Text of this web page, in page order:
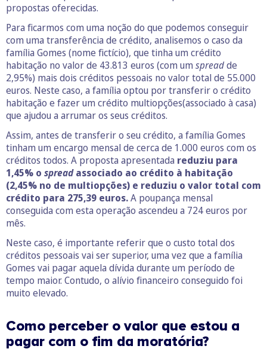
propostas oferecidas.
Para ficarmos com uma noção do que podemos conseguir
com uma transferência de crédito, analisemos o caso da
família Gomes (nome fictício), que tinha um crédito
habitação no valor de 43.813 euros (com um spreadde
2,95%) mais dois créditos pessoais no valor total de 55.000
euros. Neste caso, a família optou por transferir o crédito
habitação e fazer um crédito multiopções(associado à casa)
que ajudou a arrumar os seus créditos.
Assim, antes de transferir o seu crédito, a família Gomes
tinham um encargo mensal de cerca de 1.000 euros com os
créditos todos. A proposta apresentada reduziu para
1,45% o spreadassociado ao crédito à habitação
(2,45% no de multiopções) e reduziu o valor total com
crédito para 275,39 euros.A poupança mensal
conseguida com esta operação ascendeu a 724 euros por
mês.
Neste caso, é importante referir que o custo total dos
créditos pessoais vai ser superior, uma vez que a família
Gomes vai pagar aquela dívida durante um período de
tempo maior. Contudo, o alívio financeiro conseguido foi
muito elevado.
Como perceber o valor que estou a
pagar com o fim da moratória?